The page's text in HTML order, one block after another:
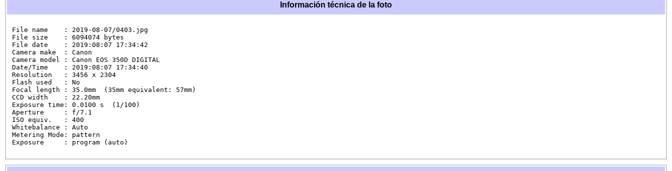
Información técnica de la foto
File name    : 2019-08-07/0403.jpg
File size    : 6094074 bytes
File date    : 2019:08:07 17:34:42
Camera make  : Canon
Camera model : Canon EOS 350D DIGITAL
Date/Time    : 2019:08:07 17:34:40
Resolution   : 3456 x 2304
Flash used   : No
Focal length : 35.0mm  (35mm equivalent: 57mm)
CCD width    : 22.20mm
Exposure time: 0.0100 s  (1/100)
Aperture     : f/7.1
ISO equiv.   : 400
Whitebalance : Auto
Metering Mode: pattern
Exposure     : program (auto)